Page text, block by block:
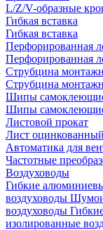
L/Z/V-образные
Гибкая вставка
Гибкая вставка
Перфорированная
Перфорированная
Струбцина
Струбцина
Шипы
Шипы
Листовой прокат
Лист оцинкованный
Автоматика для
Частотные
Воздуховоды
Гибкие
воздуховоды
воздуховоды
изолированные